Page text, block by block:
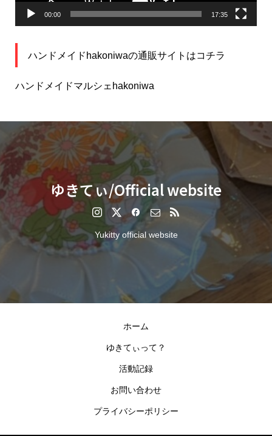
00:00 17:35
ハンドメイドhakoniwaの通販サイトはコチラ
ハンドメイドマルシェhakoniwa
ゆきてぃ/Official website
Yukitty official website
ホーム
ゆきてぃって？
活動記録
お問い合わせ
プライバシーポリシー